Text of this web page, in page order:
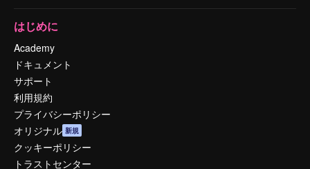
はじめに
Academy
ドキュメント
サポート
利用規約
プライバシーポリシー
オリジナル 新規
クッキーポリシー
トラストセンター